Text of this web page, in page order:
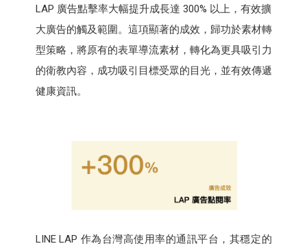
LAP 廣告點擊率大幅提升成長達 300% 以上，有效擴
大廣告的觸及範圍。這項顯著的成效，歸功於素材轉
型策略，將原有的表單導流素材，轉化為更具吸引力
的衛教內容，成功吸引目標受眾的目光，並有效傳遞
健康資訊。
LINE LAP 作為台灣高使用率的通訊平台，其穩定的